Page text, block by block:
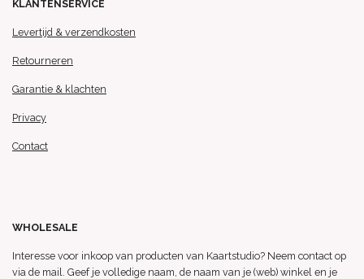
KLANTENSERVICE
Levertijd & verzendkosten
Retourneren
Garantie & klachten
Privacy
Contact
WHOLESALE
Interesse voor inkoop van producten van Kaartstudio? Neem contact op
via de mail. Geef je volledige naam, de naam van je (web) winkel en je